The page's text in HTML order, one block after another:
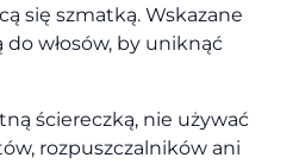
się szmatką. Wskazane
do włosów, by uniknąć
ściereczką, nie używać
rozpuszczalników ani